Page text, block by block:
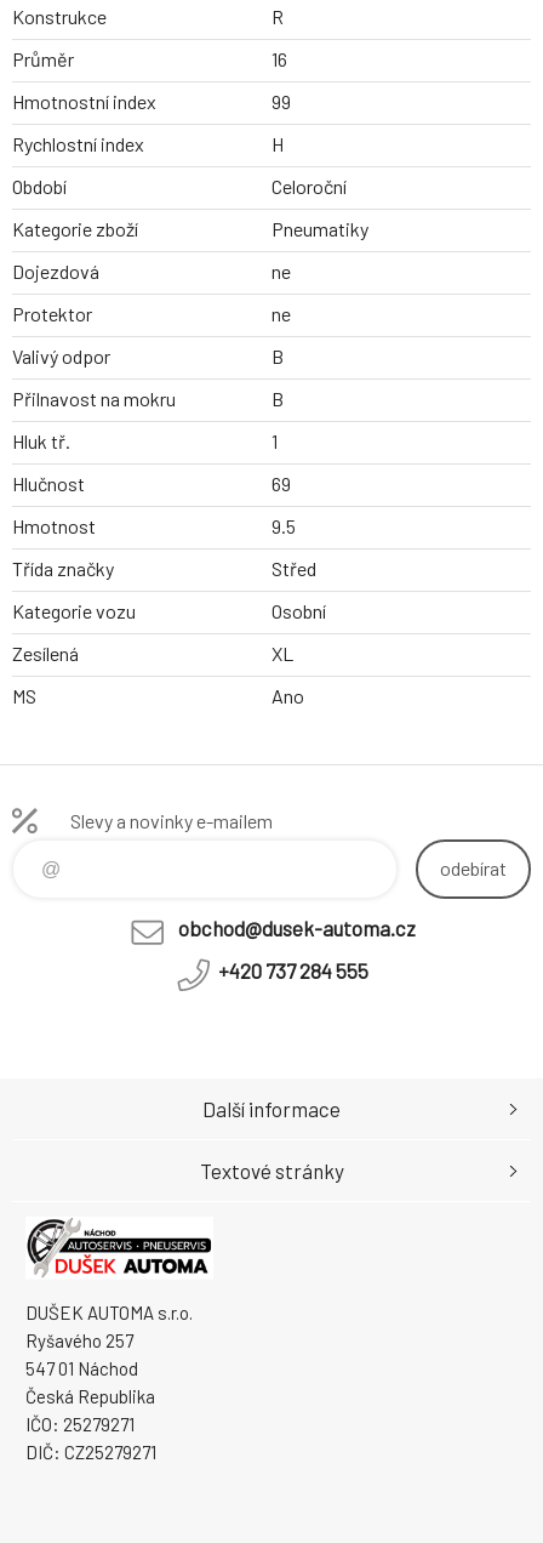
Konstrukce
R
Průměr
16
Hmotnostní index
99
Rychlostní index
H
Období
Celoroční
Kategorie zboží
Pneumatiky
Dojezdová
ne
Protektor
ne
Valivý odpor
B
Přilnavost na mokru
B
Hluk tř.
1
Hlučnost
69
Hmotnost
9.5
Třída značky
Střed
Kategorie vozu
Osobní
Zesílená
XL
MS
Ano
Slevy a novinky e-mailem
odebírat
obchod@dusek-automa.cz
+420 737 284 555
DUŠEK AUTOMA s.r.o.
Ryšavého 257
547 01 Náchod
Česká Republika
IČO: 25279271
DIČ: CZ25279271
Další informace
Textové stránky